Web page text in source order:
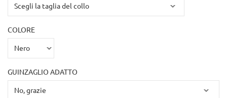
COLORE
GUINZAGLIO ADATTO